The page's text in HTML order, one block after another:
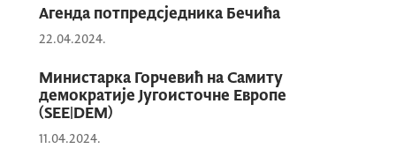
Агенда потпредсједника Бечића
22.04.2024.
Министарка Горчевић на Самиту
демократије Југоисточне Европе
(SEE|DEM)
11.04.2024.